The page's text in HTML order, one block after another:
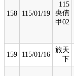
158 115/01/19
115
央債
甲02
159 115/01/16
旅天
下